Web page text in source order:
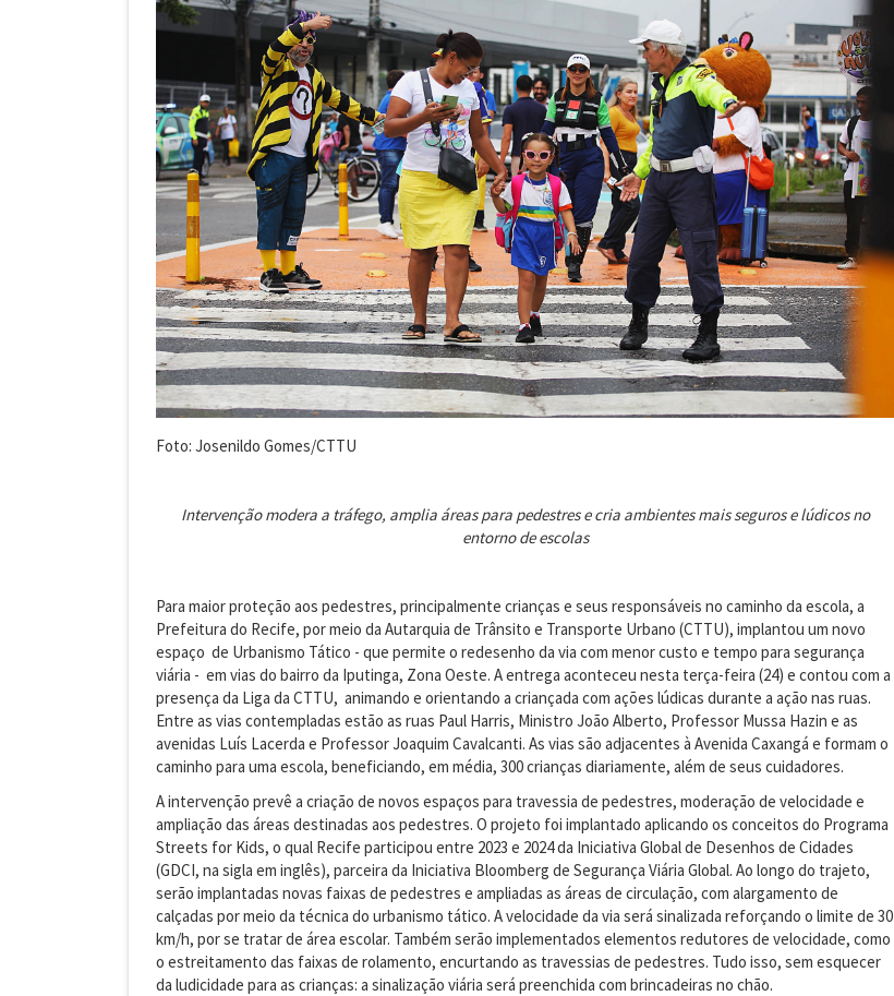
Foto: Josenildo Gomes/CTTU
Intervenção modera a tráfego, amplia áreas para pedestres e cria ambientes mais seguros e lúdicos no
entorno de escolas
Para maior proteção aos pedestres, principalmente crianças e seus responsáveis no caminho da escola, a
Prefeitura do Recife, por meio da Autarquia de Trânsito e Transporte Urbano (CTTU), implantou um novo
espaço de Urbanismo Tático - que permite o redesenho da via com menor custo e tempo para segurança
viária - em vias do bairro da Iputinga, Zona Oeste. A entrega aconteceu nesta terça-feira (24) e contou com a
presença da Liga da CTTU, animando e orientando a criançada com ações lúdicas durante a ação nas ruas.
Entre as vias contempladas estão as ruas Paul Harris, Ministro João Alberto, Professor Mussa Hazin e as
avenidas Luís Lacerda e Professor Joaquim Cavalcanti. As vias são adjacentes à Avenida Caxangá e formam o
caminho para uma escola, beneficiando, em média, 300 crianças diariamente, além de seus cuidadores.
A intervenção prevê a criação de novos espaços para travessia de pedestres, moderação de velocidade e
ampliação das áreas destinadas aos pedestres. O projeto foi implantado aplicando os conceitos do Programa
Streets for Kids, o qual Recife participou entre 2023 e 2024 da Iniciativa Global de Desenhos de Cidades
(GDCI, na sigla em inglês), parceira da Iniciativa Bloomberg de Segurança Viária Global. Ao longo do trajeto,
serão implantadas novas faixas de pedestres e ampliadas as áreas de circulação, com alargamento de
calçadas por meio da técnica do urbanismo tático. A velocidade da via será sinalizada reforçando o limite de 30
km/h, por se tratar de área escolar. Também serão implementados elementos redutores de velocidade, como
o estreitamento das faixas de rolamento, encurtando as travessias de pedestres. Tudo isso, sem esquecer
da ludicidade para as crianças: a sinalização viária será preenchida com brincadeiras no chão.